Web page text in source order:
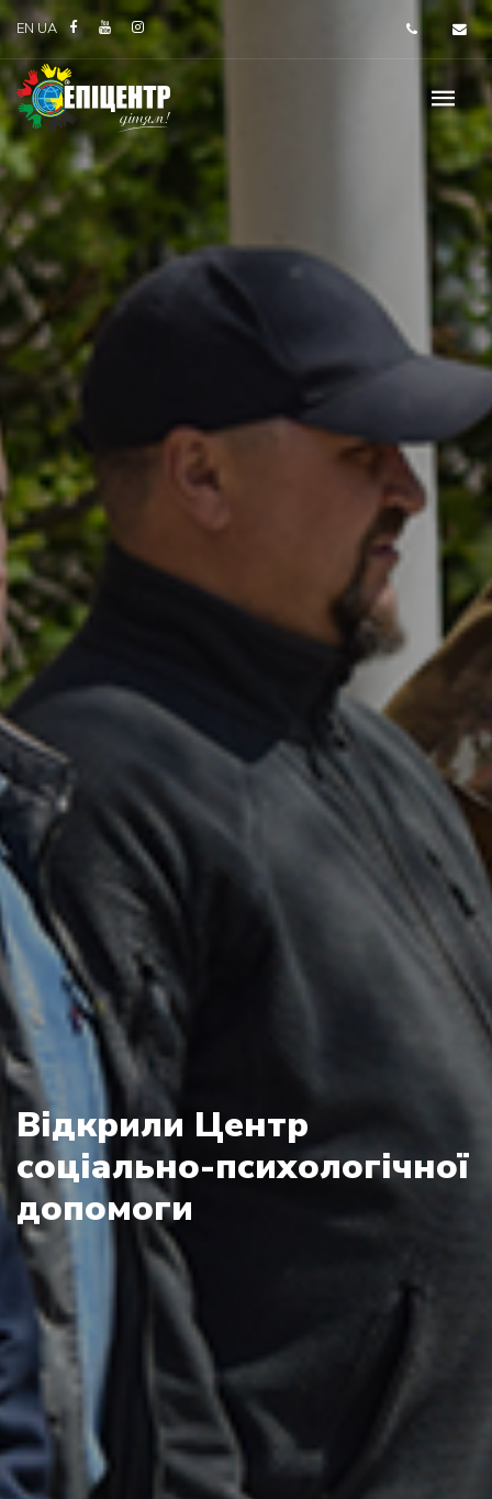
ENUA
Відкрили Центр
соціально-психологічної
допомоги